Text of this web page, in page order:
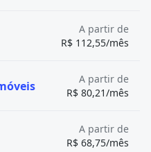
A partir de
R$ 112,55/mês
A partir de
R$ 80,21/mês
A partir de
R$ 68,75/mês